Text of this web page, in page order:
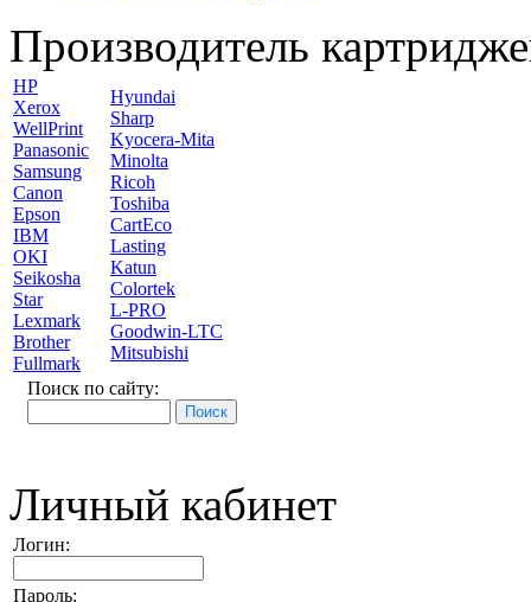
Производитель
HP
Xerox
WellPrint
Panasonic
Samsung
Canon
Epson
IBM
OKI
Seikosha
Star
Lexmark
Brother
Fullmark
Hyundai
Sharp
Kyocera-Mita
Minolta
Ricoh
Toshiba
CartEco
Lasting
Katun
Colortek
L-PRO
Goodwin-LTC
Mitsubishi
Поиск по сайту:
Личный кабинет
Логин:
Пароль: